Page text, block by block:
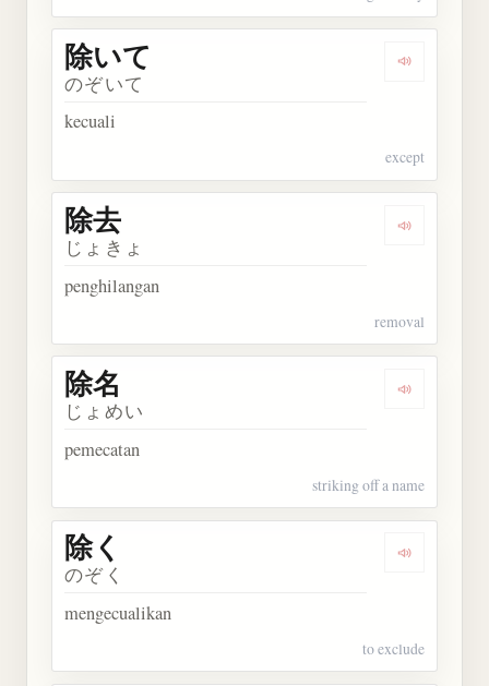
Dengarkan
除いて
のぞいて
kecuali
except
Dengarkan
除去
じょきょ
penghilangan
removal
Dengarkan
除名
じょめい
pemecatan
striking off a name
Dengarkan
除く
のぞく
mengecualikan
to exclude